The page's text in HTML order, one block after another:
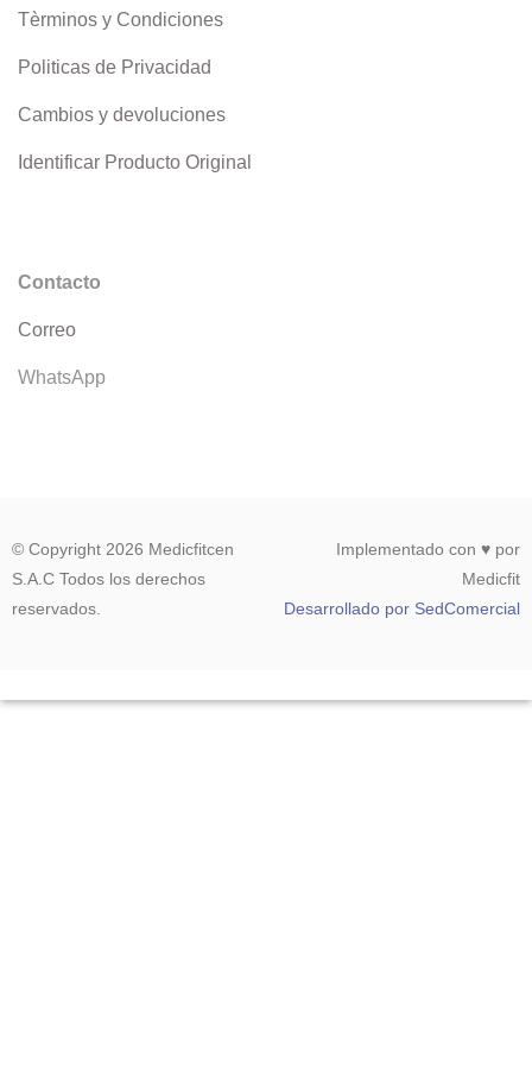
Tèrminos y Condiciones
Politicas de Privacidad
Cambios y devoluciones
Identificar Producto Original
Contacto
Correo
WhatsApp
© Copyright 2026 Medicfitcen
S.A.C Todos los derechos
reservados.
Implementado con ♥ por
Medicfit
Desarrollado por SedComercial